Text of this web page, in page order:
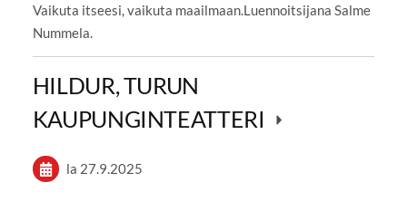
Vaikuta itseesi, vaikuta maailmaan.Luennoitsijana Salme
Nummela.
HILDUR, TURUN
KAUPUNGINTEATTERI
la 27.9.2025